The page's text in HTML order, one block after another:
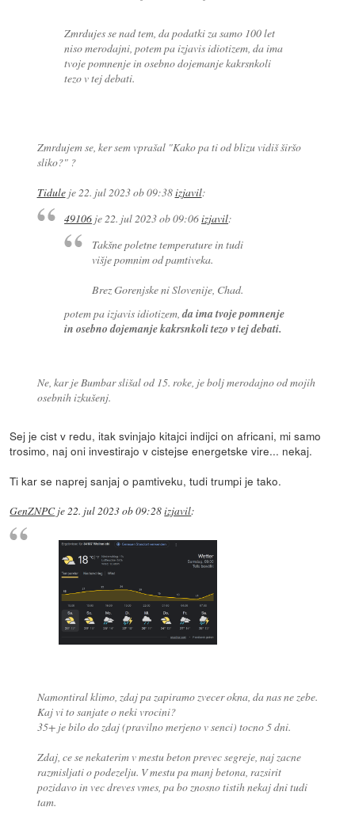
Zmrdujes se nad tem, da podatki za samo 100 let
niso merodajni, potem pa izjavis idiotizem, da ima
tvoje pomnenje in osebno dojemanje kakrsnkoli
tezo v tej debati.
Zmrdujem se, ker sem vprašal "Kako pa ti od blizu vidiš širšo
sliko?" ?
Tiduleje22. jul 2023 ob 09:38izjavil:
49106 je22. jul 2023 ob 09:06izjavil:
Takšne poletne temperature in tudi
višje pomnim od pamtiveka.
Brez Gorenjske ni Slovenije, Chad.
potem pa izjavis idiotizem,da ima tvoje pomnenje
in osebno dojemanje kakrsnkoli tezo v tej debati.
Ne, kar je Bumbar slišal od 15. roke, je bolj merodajno od mojih
osebnih izkušenj.
Sej je cist v redu, itak svinjajo kitajci indijci on africani, mi samo
trosimo, naj oni investirajo v cistejse energetske vire... nekaj.
Ti kar se naprej sanjaj o pamtiveku, tudi trumpi je tako.
GenZNPCje22. jul 2023 ob 09:28izjavil:
Namontiral klimo, zdaj pa zapiramo zvecer okna, da nas ne zebe.
Kaj vi to sanjate o neki vrocini?
35+ je bilo do zdaj (pravilno merjeno v senci) tocno 5 dni.
Zdaj, ce se nekaterim v mestu beton prevec segreje, naj zacne
razmisljati o podezelju. V mestu pa manj betona, razsirit
pozidavo in vec dreves vmes, pa bo znosno tistih nekaj dni tudi
tam.